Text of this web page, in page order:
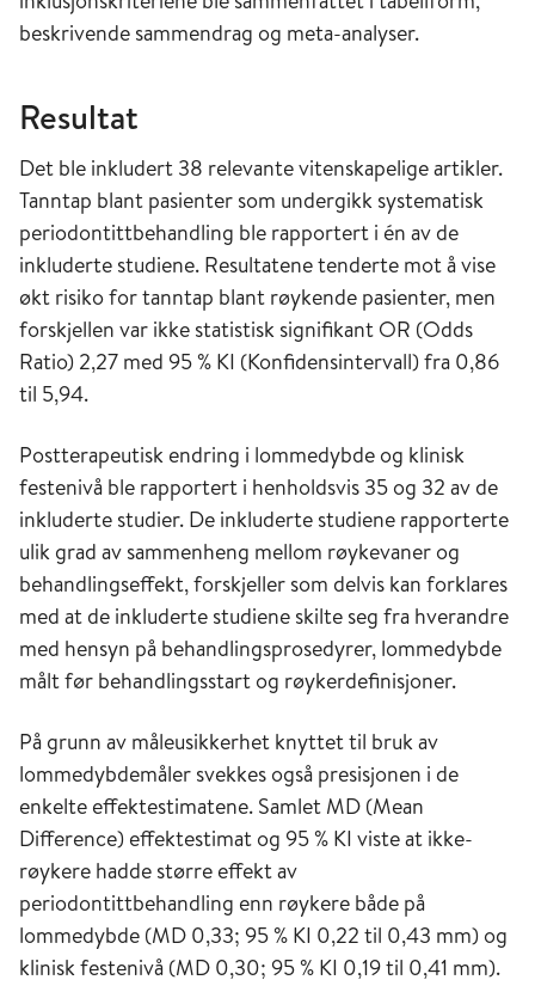
beskrivende sammendrag og meta-analyser.
Resultat
Det ble inkludert 38 relevante vitenskapelige artikler.
Tanntap blant pasienter som undergikk systematisk
periodontittbehandling ble rapportert i én av de
inkluderte studiene. Resultatene tenderte mot å vise
økt risiko for tanntap blant røykende pasienter, men
forskjellen var ikke statistisk signifikant OR (Odds
Ratio) 2,27 med 95 % KI (Konfidensintervall) fra 0,86
til 5,94.
Postterapeutisk endring i lommedybde og klinisk
festenivå ble rapportert i henholdsvis 35 og 32 av de
inkluderte studier. De inkluderte studiene rapporterte
ulik grad av sammenheng mellom røykevaner og
behandlingseffekt, forskjeller som delvis kan forklares
med at de inkluderte studiene skilte seg fra hverandre
med hensyn på behandlingsprosedyrer, lommedybde
målt før behandlingsstart og røykerdefinisjoner.
På grunn av måleusikkerhet knyttet til bruk av
lommedybdemåler svekkes også presisjonen i de
enkelte effektestimatene. Samlet MD (Mean
Difference) effektestimat og 95 % KI viste at ikke-
røykere hadde større effekt av
periodontittbehandling enn røykere både på
lommedybde (MD 0,33; 95 % KI 0,22 til 0,43 mm) og
klinisk festenivå (MD 0,30; 95 % KI 0,19 til 0,41 mm).